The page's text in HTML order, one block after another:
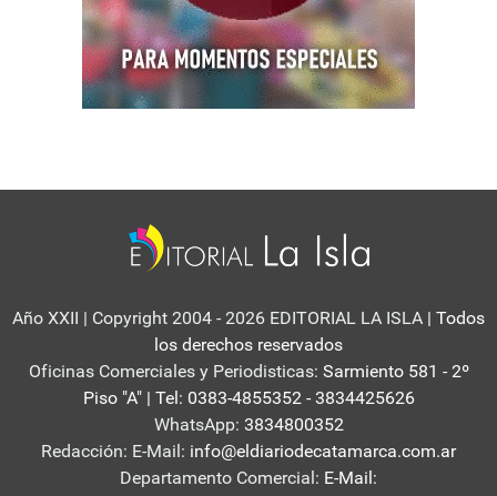
Año XXII | Copyright 2004 - 2026 EDITORIAL LA ISLA | Todos
los derechos reservados
Oficinas Comerciales y Periodisticas: Sarmiento 581 - 2º
Piso "A" | Tel: 0383-4855352 - 3834425626
WhatsApp: 3834800352
Redacción: E-Mail: info@eldiariodecatamarca.com.ar
Departamento Comercial: E-Mail: